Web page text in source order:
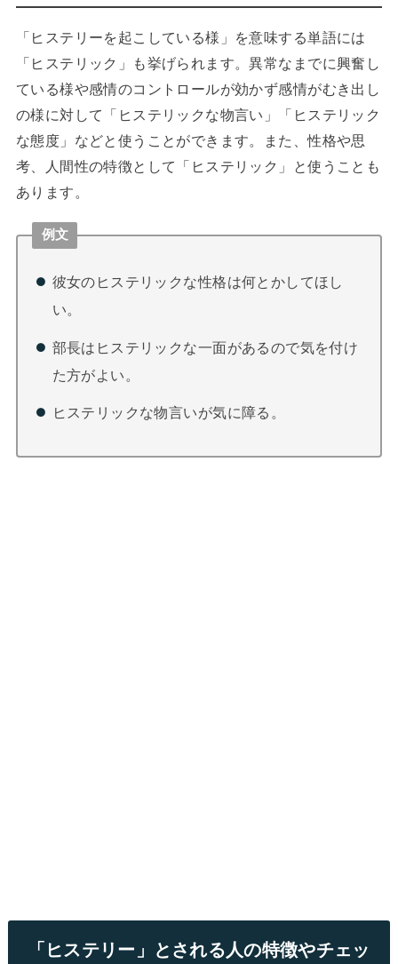
「ヒステリーを起こしている様」を意味する単語には
「ヒステリック」も挙げられます。異常なまでに興奮し
ている様や感情のコントロールが効かず感情がむき出し
の様に対して「ヒステリックな物言い」「ヒステリック
な態度」などと使うことができます。また、性格や思
考、人間性の特徴として「ヒステリック」と使うことも
あります。
例文
彼女のヒステリックな性格は何とかしてほし
い。
部長はヒステリックな一面があるので気を付け
た方がよい。
ヒステリックな物言いが気に障る。
「ヒステリー」とされる人の特徴やチェッ